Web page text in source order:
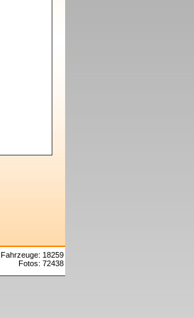
Fahrzeuge: 18259
Fotos: 72438